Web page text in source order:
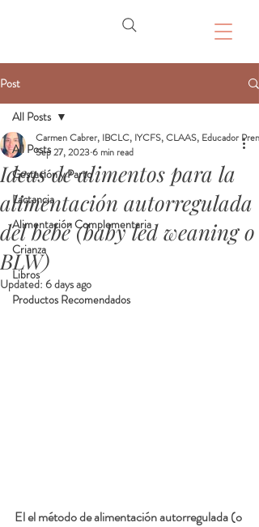
Post
All Posts
Gestación y Parto
Lactancia
Alimentación Complementaria
Crianza
Libros
Productos Recomendados
All Posts
Ideas de alimentos para la
alimentación autorregulada
del bebé (baby led weaning o
BLW)
Carmen Cabrer, IBCLC, IYCFS, CLAAS, Educador
Sep 27, 20236 min read
Updated: 6 days ago
El el método de alimentación autorregulada (o